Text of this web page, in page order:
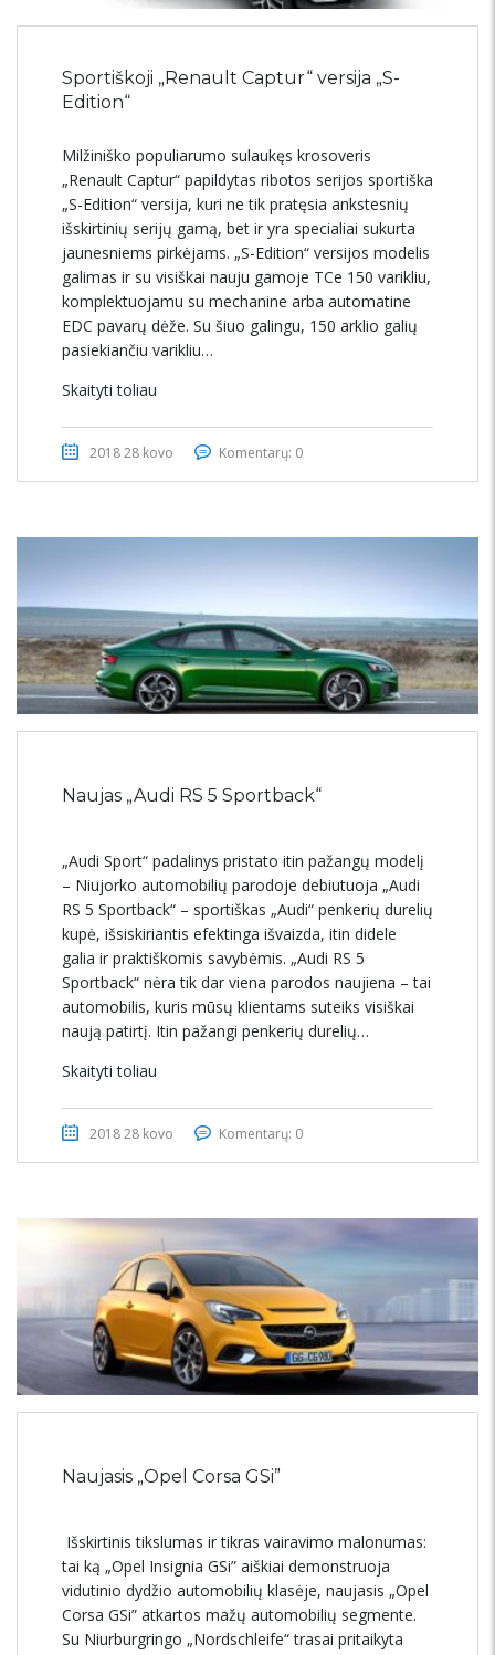
Sportiškoji „Renault Captur“ versija „S-
Edition“
Milžiniško populiarumo sulaukęs krosoveris
„Renault Captur“ papildytas ribotos serijos sportiška
„S-Edition“ versija, kuri ne tik pratęsia ankstesnių
išskirtinių serijų gamą, bet ir yra specialiai sukurta
jaunesniems pirkėjams. „S-Edition“ versijos modelis
galimas ir su visiškai nauju gamoje TCe 150 varikliu,
komplektuojamu su mechanine arba automatine
EDC pavarų dėže. Su šiuo galingu, 150 arklio galių
pasiekiančiu varikliu…
Skaityti toliau
2018 28 kovo Komentarų: 0
Naujas „Audi RS 5 Sportback“
„Audi Sport“ padalinys pristato itin pažangų modelį
– Niujorko automobilių parodoje debiutuoja „Audi
RS 5 Sportback“ – sportiškas „Audi“ penkerių durelių
kupė, išsiskiriantis efektinga išvaizda, itin didele
galia ir praktiškomis savybėmis. „Audi RS 5
Sportback“ nėra tik dar viena parodos naujiena – tai
automobilis, kuris mūsų klientams suteiks visiškai
naują patirtį. Itin pažangi penkerių durelių…
Skaityti toliau
2018 28 kovo Komentarų: 0
Naujasis „Opel Corsa GSi”
Išskirtinis tikslumas ir tikras vairavimo malonumas:
tai ką „Opel Insignia GSi” aiškiai demonstruoja
vidutinio dydžio automobilių klasėje, naujasis „Opel
Corsa GSi” atkartos mažų automobilių segmente.
Su Niurburgringo „Nordschleife“ trasai pritaikyta